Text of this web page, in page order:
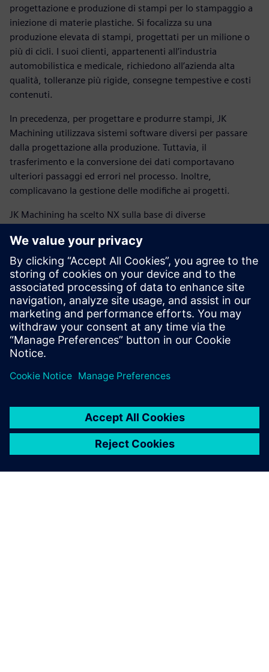
progettazione e produzione di stampi per lo stampaggio a
iniezione di materie plastiche. Si focalizza su una
produzione elevata di stampi, progettati per un milione o
più di cicli. I suoi clienti, appartenenti all’industria
automobilistica e medicale, richiedono all’azienda alta
qualità, tolleranze più rigide, consegne tempestive e costi
contenuti.
In precedenza, per progettare e produrre stampi, JK
Machining utilizzava sistemi software diversi per passare
dalla progettazione alla produzione. Tuttavia, il
trasferimento e la conversione dei dati comportavano
ulteriori passaggi ed errori nel processo. Inoltre,
complicavano la gestione delle modifiche ai progetti.
JK Machining ha scelto NX sulla base di diverse
CAD di NX includono funzioni avanzate che consentono di
lavorare con i modelli forniti dai clienti. Inoltre, per la
programmazione NC, il software NX CAM offre strumenti
all’avanguardia per la programmazione di macchine a 5 assi
ad alta velocità, permettendo all'azienda di sfruttare
appieno le capacità delle proprie macchine utensili
avanzate. Grazie alle sue funzionalità completamente
integrate, NX ha permesso l'automazione dell'intero
processo di sviluppo degli stampi, dalla progettazione alla
produzione.